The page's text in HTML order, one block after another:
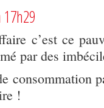
c’est ce
par des
consommation
!